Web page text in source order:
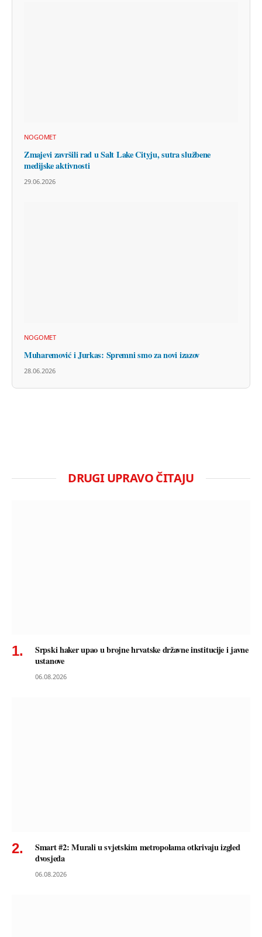
NOGOMET
Zmajevi završili rad u Salt Lake Cityju, sutra službene
medijske aktivnosti
29.06.2026
NOGOMET
Muharemović i Jurkas: Spremni smo za novi izazov
28.06.2026
DRUGI UPRAVO ČITAJU
Srpski haker upao u brojne hrvatske državne institucije i javne
ustanove
06.08.2026
Smart #2: Murali u svjetskim metropolama otkrivaju izgled
dvosjeda
06.08.2026